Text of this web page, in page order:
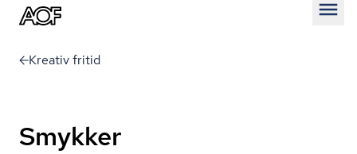
Kreativ fritid
Smykker